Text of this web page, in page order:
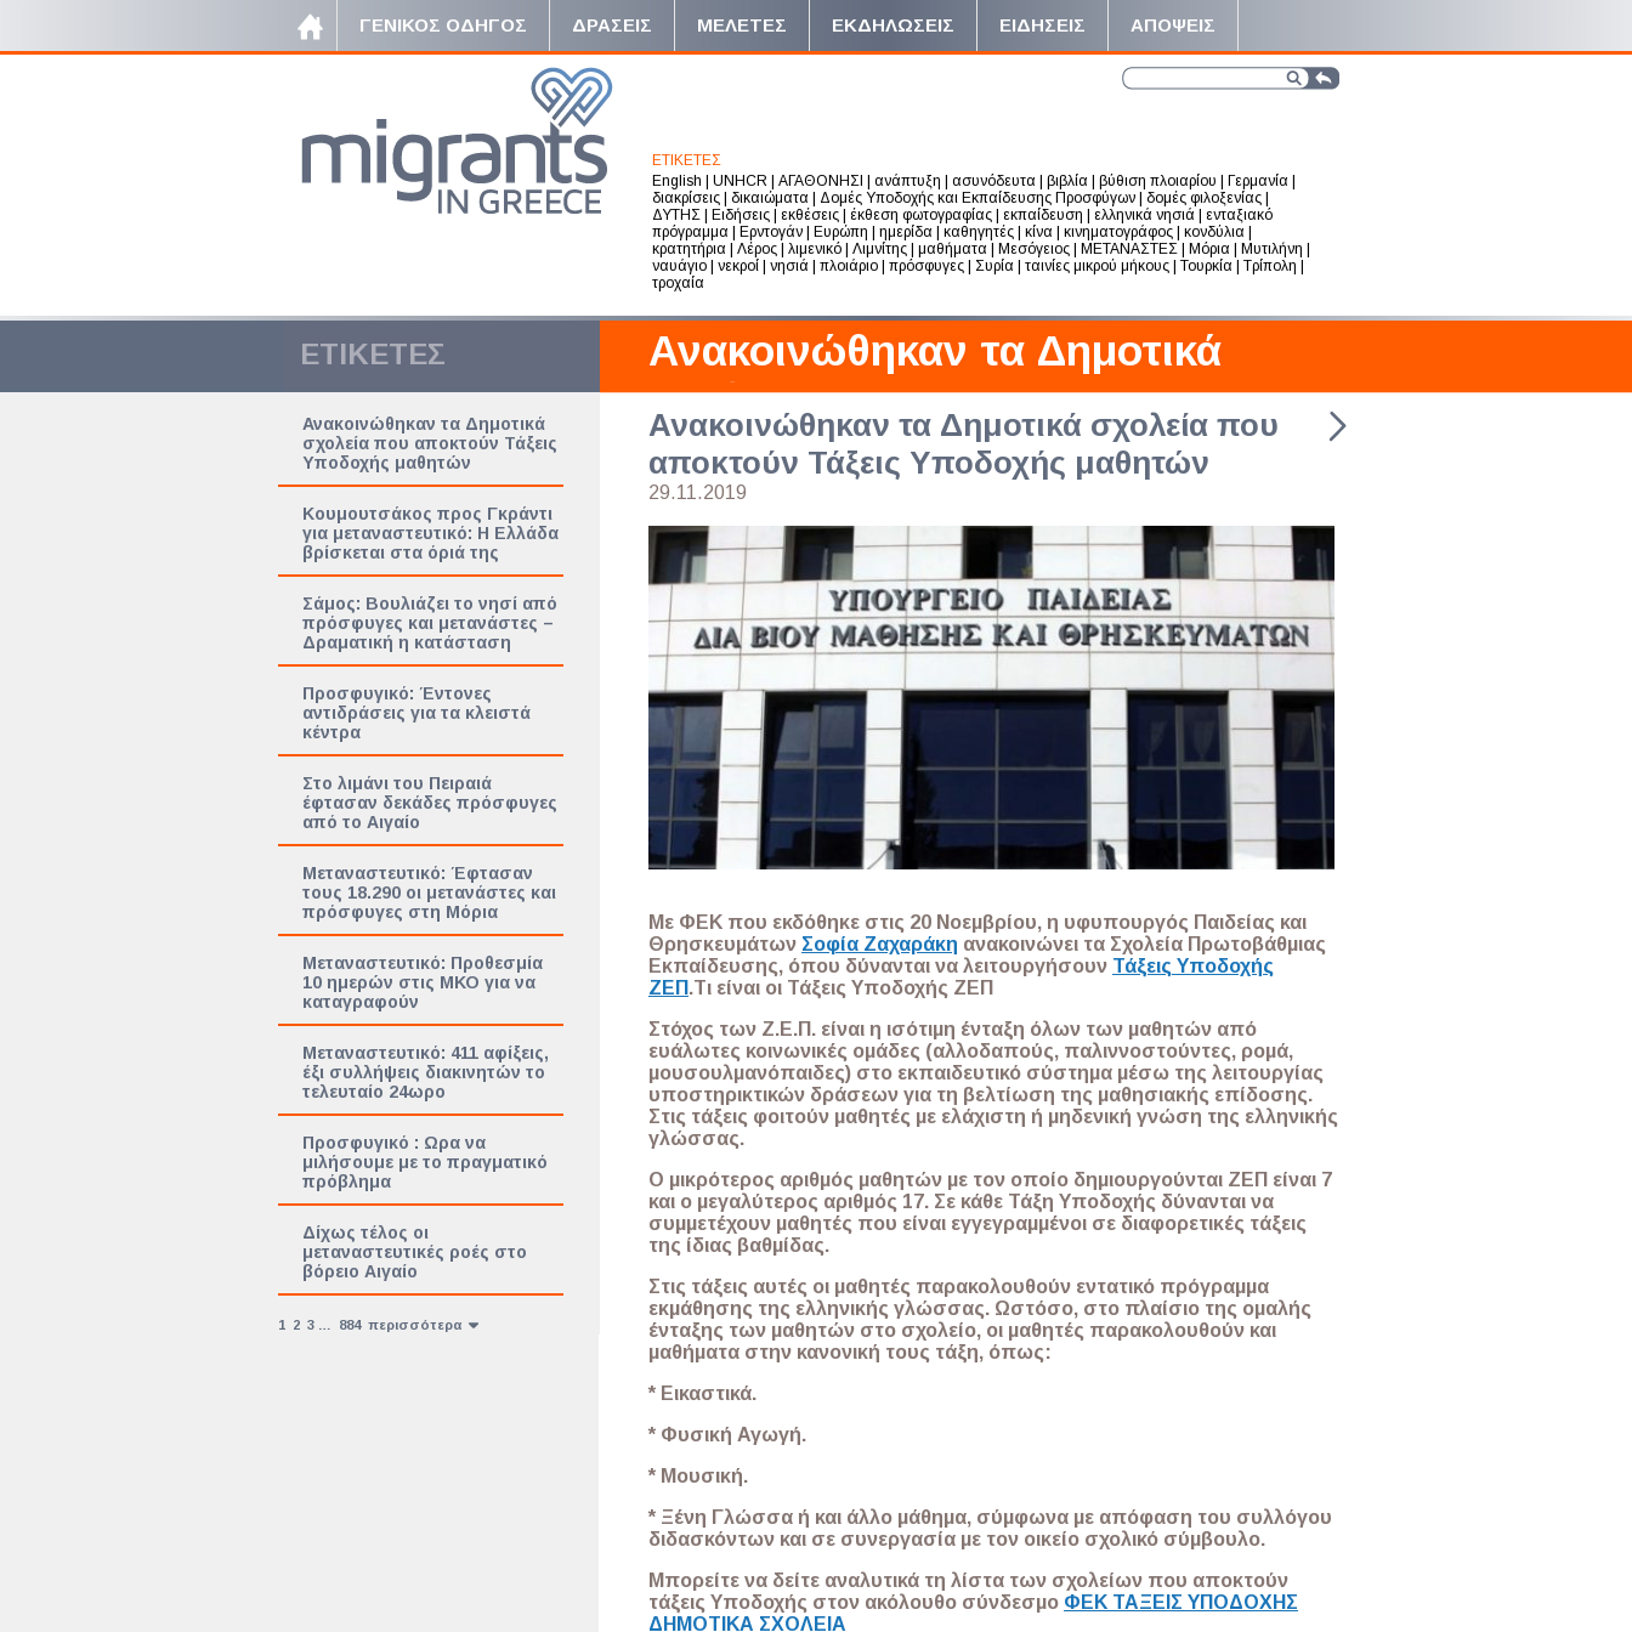
ΓΕΝΙΚΟΣ ΟΔΗΓΟΣ ΔΡΑΣΕΙΣ ΜΕΛΕΤΕΣ ΕΚΔΗΛΩΣΕΙΣ ΕΙΔΗΣΕΙΣ ΑΠΟΨΕΙΣ
ΕΤΙΚΕΤΕΣ
English
UNHCR ΑΓΑΘΟΝΗΣΙ ανάπτυξη ασυνόδευτα βιβλία βύθιση πλοιαρίου Γερμανία
διακρίσεις| δικαιώματα Δομές Υποδοχής και Εκπαίδευσης Προσφύγων| δομές φιλοξενίας|
ΔΥΤΗΣ| Ειδήσεις| εκθέσεις| έκθεση φωτογραφίας| εκπαίδευση ελληνικά νησιά
ενταξιακό
πρόγραμμα
Ερντογάν| Ευρώπη ημερίδα καθηγητές| κίνα κινηματογράφος| κονδύλια
κρατητήρια
Λέρος| λιμενικό| Λιμνίτης| μαθήματα Μεσόγειος| ΜΕΤΑΝΑΣΤΕΣ| Μόρια Μυτιλήνη
ναυάγιο| νεκροί| νησιά πλοιάριο| πρόσφυγες| Συρία ταινίες μικρού μήκους| Τουρκία Τρίπολη
τροχαία
ΕΤΙΚΕΤΕΣ
Ανακοινώθηκαν τα Δημοτικά
σχολεία που αποκτούν Τάξεις
Υποδοχής μαθητών
Κουμουτσάκος προς Γκράντι
για μεταναστευτικό: Η Ελλάδα
βρίσκεται στα όριά της
Σάμος: Βουλιάζει το νησί από
πρόσφυγες και μετανάστες –
Δραματική η κατάσταση
Προσφυγικό: Έντονες
αντιδράσεις για τα κλειστά
κέντρα
Στο λιμάνι του Πειραιά
έφτασαν δεκάδες πρόσφυγες
από το Αιγαίο
Μεταναστευτικό: Έφτασαν
τους 18.290 οι μετανάστες και
πρόσφυγες στη Μόρια
Μεταναστευτικό: Προθεσμία
10 ημερών στις ΜΚΟ για να
καταγραφούν
Μεταναστευτικό: 411 αφίξεις,
έξι συλλήψεις διακινητών το
τελευταίο 24ωρο
Προσφυγικό : Ωρα να
μιλήσουμε με το πραγματικό
πρόβλημα
Δίχως τέλος οι
μεταναστευτικές ροές στο
βόρειο Αιγαίο
1 2 3 884 περισσότερα
Ανακοινώθηκαν τα Δημοτικά
σχολεία που αποκτούν Τάξεις
Υποδοχής μαθητών
Ανακοινώθηκαν τα Δημοτικά σχολεία που
αποκτούν Τάξεις Υποδοχής μαθητών
29.11.2019
Με ΦΕΚ που εκδόθηκε στις 20 Νοεμβρίου, η υφυπουργός Παιδείας και
Θρησκευμάτων Σοφία Ζαχαράκη ανακοινώνει τα Σχολεία Πρωτοβάθμιας
Εκπαίδευσης, όπου δύνανται να λειτουργήσουν Τάξεις Υποδοχής
ΖΕΠ .Τι είναι οι Τάξεις Υποδοχής ΖΕΠ
Στόχος των Ζ.Ε.Π. είναι η ισότιμη ένταξη όλων των μαθητών από
ευάλωτες κοινωνικές ομάδες (αλλοδαπούς, παλιννοστούντες, ρομά,
μουσουλμανόπαιδες) στο εκπαιδευτικό σύστημα μέσω της λειτουργίας
υποστηρικτικών δράσεων για τη βελτίωση της μαθησιακής επίδοσης.
Στις τάξεις φοιτούν μαθητές με ελάχιστη ή μηδενική γνώση της ελληνικής
γλώσσας.
Ο μικρότερος αριθμός μαθητών με τον οποίο δημιουργούνται ΖΕΠ είναι 7
και ο μεγαλύτερος αριθμός 17. Σε κάθε Τάξη Υποδοχής δύνανται να
συμμετέχουν μαθητές που είναι εγγεγραμμένοι σε διαφορετικές τάξεις
της ίδιας βαθμίδας.
Στις τάξεις αυτές οι μαθητές παρακολουθούν εντατικό πρόγραμμα
εκμάθησης της ελληνικής γλώσσας. Ωστόσο, στο πλαίσιο της ομαλής
ένταξης των μαθητών στο σχολείο, οι μαθητές παρακολουθούν και
μαθήματα στην κανονική τους τάξη, όπως:
* Εικαστικά.
* Φυσική Αγωγή.
* Μουσική.
* Ξένη Γλώσσα ή και άλλο μάθημα, σύμφωνα με απόφαση του συλλόγου
διδασκόντων και σε συνεργασία με τον οικείο σχολικό σύμβουλο.
Μπορείτε να δείτε αναλυτικά τη λίστα των σχολείων που αποκτούν
τάξεις Υποδοχής στον ακόλουθο σύνδεσμο ΦΕΚ ΤΑΞΕΙΣ ΥΠΟΔΟΧΗΣ
ΔΗΜΟΤΙΚΑ ΣΧΟΛΕΙΑ